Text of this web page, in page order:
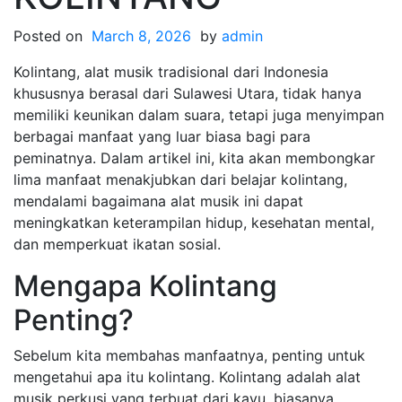
Posted on March 8, 2026 by admin
Kolintang, alat musik tradisional dari Indonesia
khususnya berasal dari Sulawesi Utara, tidak hanya
memiliki keunikan dalam suara, tetapi juga menyimpan
berbagai manfaat yang luar biasa bagi para
peminatnya. Dalam artikel ini, kita akan membongkar
lima manfaat menakjubkan dari belajar kolintang,
mendalami bagaimana alat musik ini dapat
meningkatkan keterampilan hidup, kesehatan mental,
dan memperkuat ikatan sosial.
Mengapa Kolintang
Penting?
Sebelum kita membahas manfaatnya, penting untuk
mengetahui apa itu kolintang. Kolintang adalah alat
musik perkusi yang terbuat dari kayu, biasanya